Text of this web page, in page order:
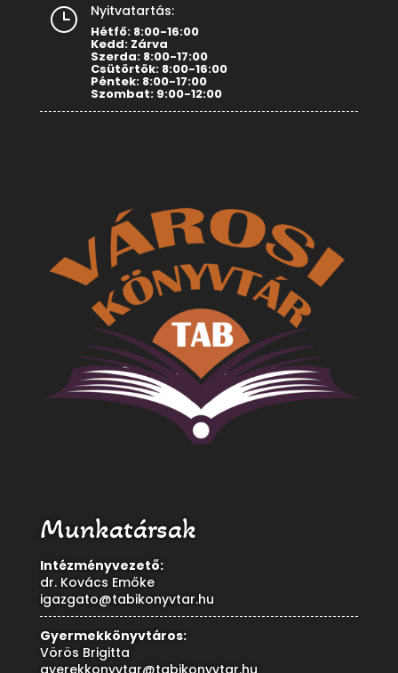
} Nyitvatartás:
Hétfő: 8:00-16:00
Kedd: Zárva
Szerda: 8:00-17:00
Csütörtök: 8:00-16:00
Péntek: 8:00-17:00
Szombat: 9:00-12:00
Munkatársak
Intézményvezető:
dr. Kovács Emőke
igazgato@tabikonyvtar.hu
Gyermekkönyvtáros:
Vörös Brigitta
gyerekkonyvtar@tabikonyvtar.hu